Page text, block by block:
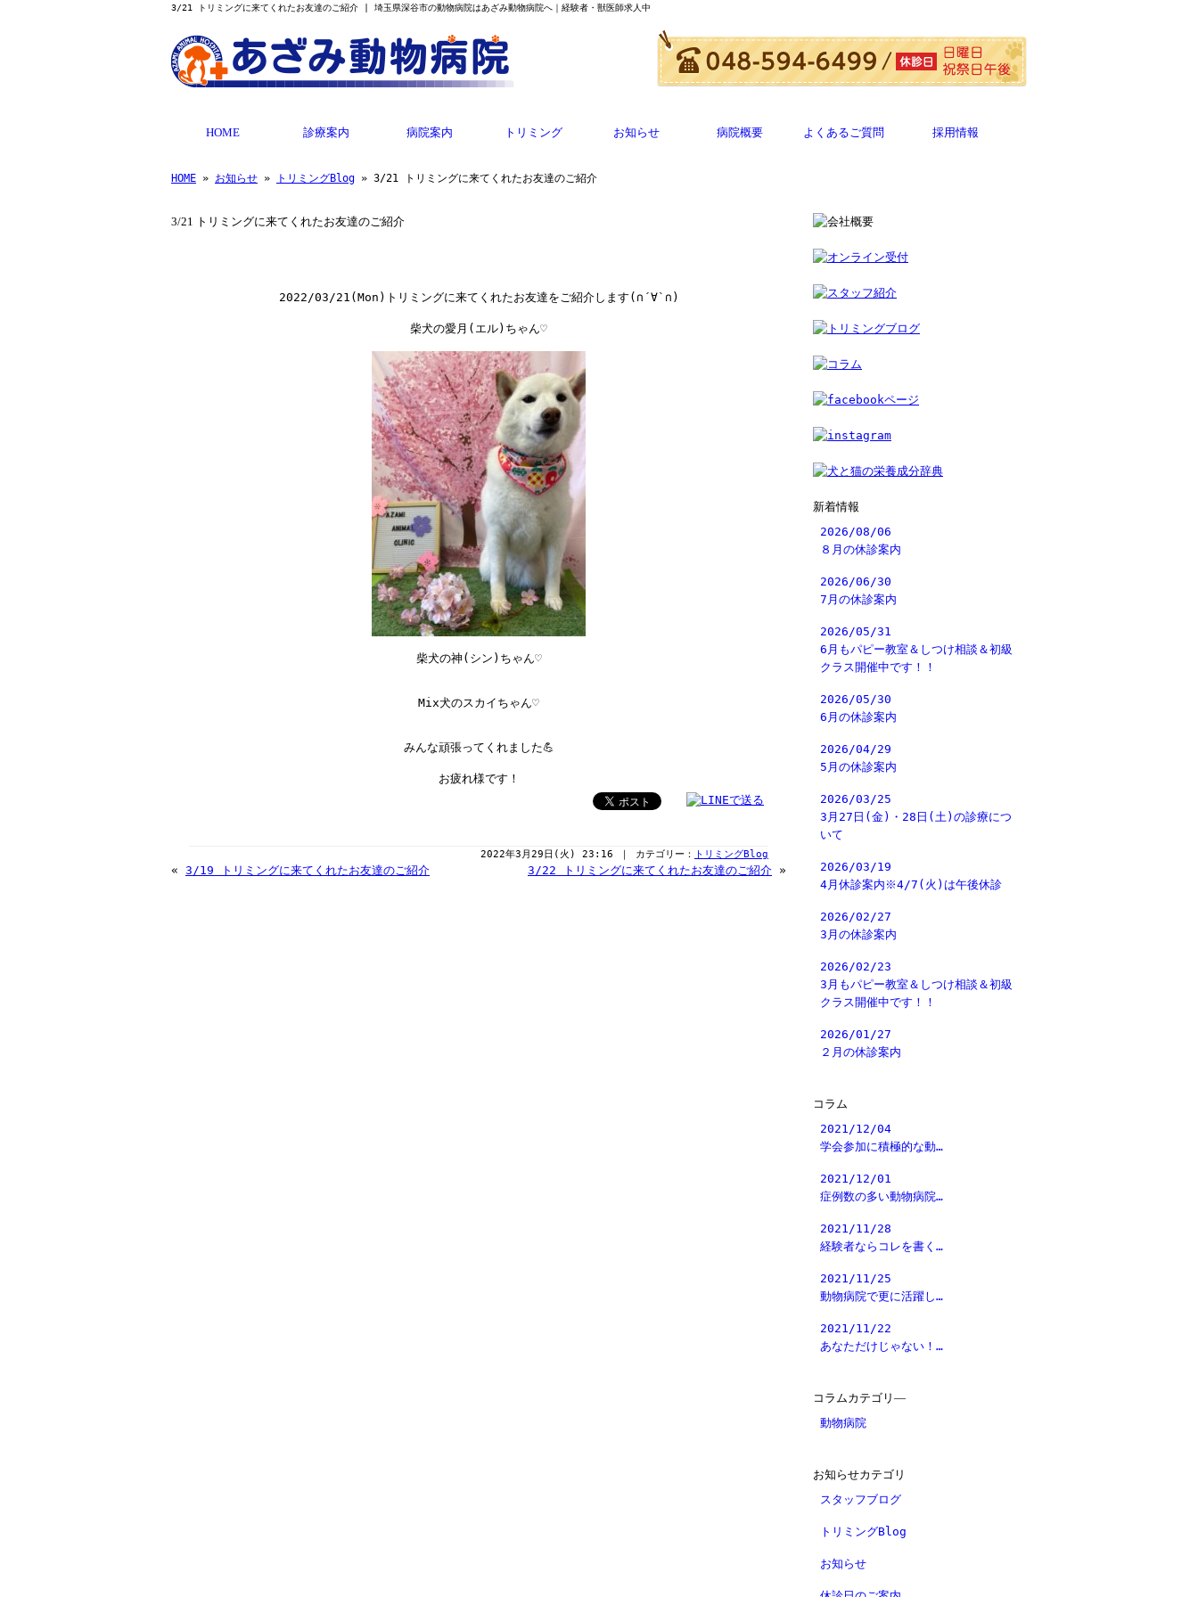
3/21 トリミングに来てくれたお友達のご紹介 | 埼玉県深谷市の動物病院はあざみ動物病院へ｜経験者・獣医師求人中
HOME 診療案内 病院案内 トリミング お知らせ 病院概要 よくあるご質問 採用情報
HOME » お知らせ » トリミングBlog » 3/21 トリミングに来てくれたお友達のご紹介
3/21 トリミングに来てくれたお友達のご紹介
2022/03/21(Mon) トリミングに来てくれたお友達をご紹介します ( ∩ ´∀` ∩ )
柴犬の愛月(エル)ちゃん♡
柴犬の神(シン)ちゃん♡
Mix犬のスカイちゃん♡
みんな頑張ってくれました💪
お疲れ様です！
2022年3月29日(火) 23:16 ｜ カテゴリー： トリミングBlog
« 3/19 トリミングに来てくれたお友達のご紹介 3/22 トリミングに来てくれたお友達のご紹介 »
新着情報
2026/08/06
８月の休診案内
2026/06/30
7月の休診案内
2026/05/31
6月もパピー教室＆しつけ相談＆初級
クラス開催中です！！
2026/05/30
6月の休診案内
2026/04/29
5月の休診案内
2026/03/25
3月27日(金)・28日(土)の診療につ
いて
2026/03/19
4月休診案内※4/7(火)は午後休診
2026/02/27
3月の休診案内
2026/02/23
3月もパピー教室＆しつけ相談＆初級
クラス開催中です！！
2026/01/27
２月の休診案内
コラム
2021/12/04
学会参加に積極的な動…
2021/12/01
症例数の多い動物病院…
2021/11/28
経験者ならコレを書く…
2021/11/25
動物病院で更に活躍し…
2021/11/22
あなただけじゃない！…
コラムカテゴリ―
動物病院
お知らせカテゴリ
スタッフブログ
トリミングBlog
お知らせ